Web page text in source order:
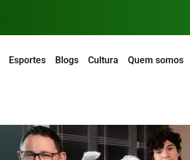
Esportes Blogs Cultura Quem somos